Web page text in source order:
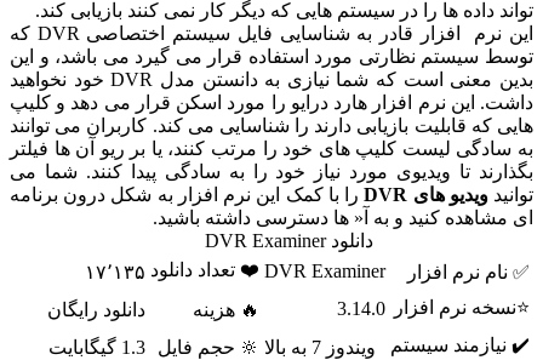
تواند داده ها را در سیستم هایی که دیگر کار نمی کنند بازیابی کند.
این نرم افزار قادر به شناسایی فایل سیستم اختصاصی DVR که
توسط سیستم نظارتی مورد استفاده قرار می گیرد می باشد، و این
بدین معنی است که شما نیازی به دانستن مدل DVR خود نخواهید
داشت. این نرم افزار هارد درایو را مورد اسکن قرار می دهد و کلیپ
هایی که قابلیت بازیابی دارند را شناسایی می کند. کاربران می توانند
به سادگی لیست کلیپ های خود را مرتب کنند، یا بر ریو آن ها فیلتر
بگذارند تا ویدیوی مورد نیاز خود را به سادگی پیدا کنند. شما می
توانیدویدیو های DVR
را با کمک این نرم افزار به شکل درون برنامه
ای مشاهده کنید و به آ« ها دسترسی داشته باشید.
دانلود DVR Examiner
✅ نام نرم افزار
DVR Examiner ❤️ تعداد دانلود ۱۷٬۱۳۵
⭐نسخه نرم افزار
3.14.0 🔥 هزینه
دانلود رایگان
✔️ نیازمند سیستم
ویندوز 7 به بالا 🔆 حجم فایل 1.3 گیگابایت